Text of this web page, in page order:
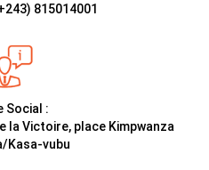
815014001
Social :
la Victoire, place Kimpwanza
Kasa-vubu